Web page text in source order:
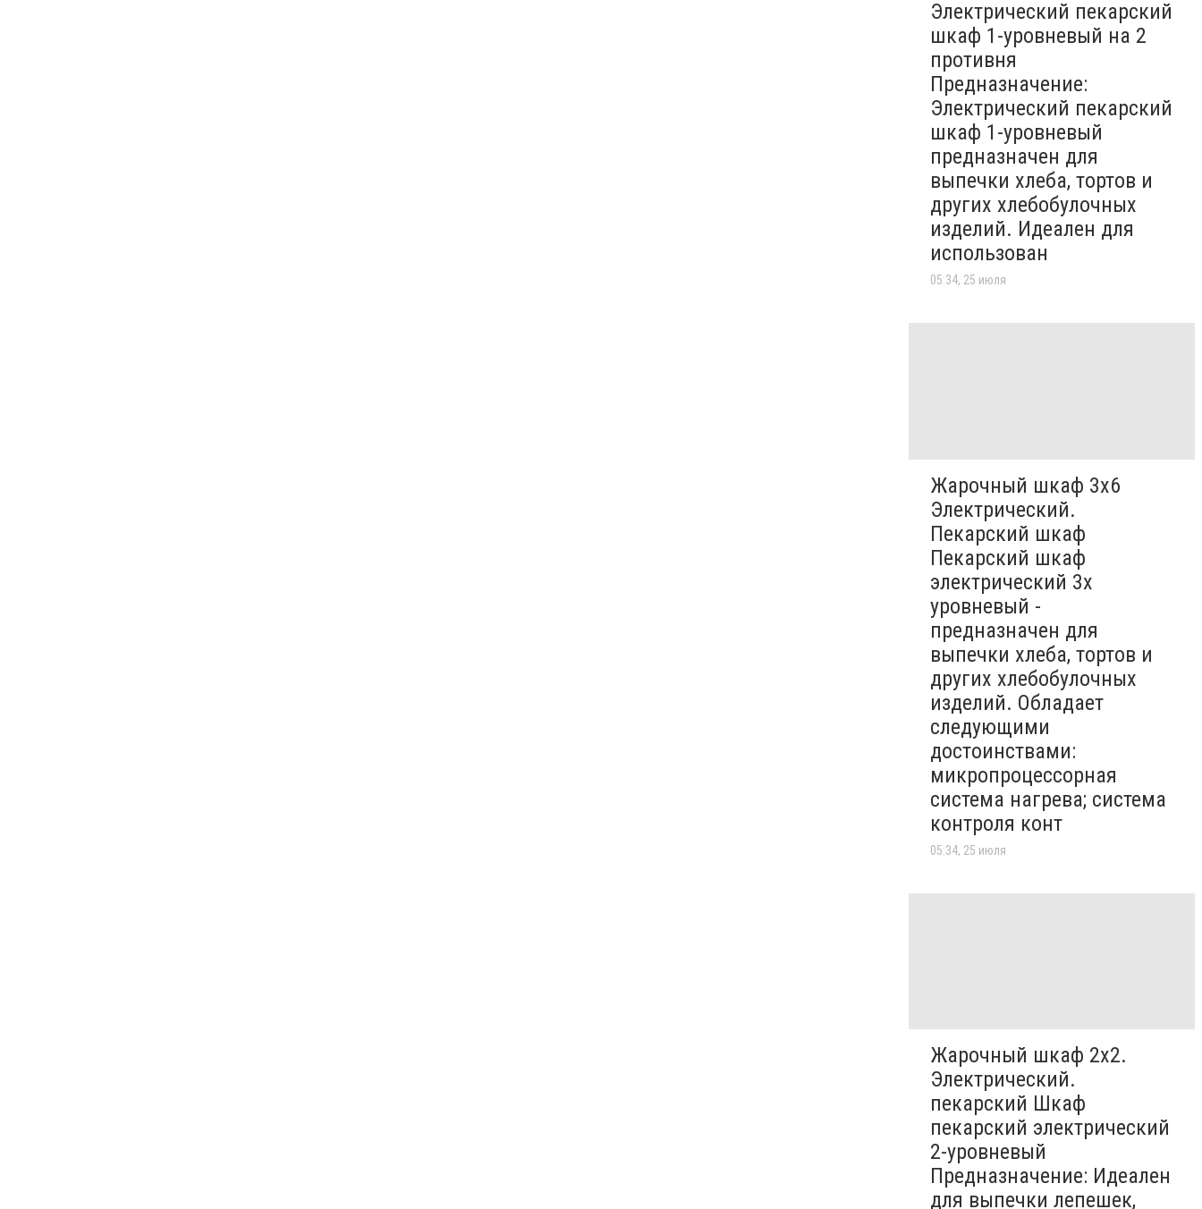
Электрический пекарский
шкаф 1-уровневый на 2
противня
Предназначение:
Электрический пекарский
шкаф 1-уровневый
предназначен для
выпечки хлеба, тортов и
других хлебобулочных
изделий. Идеален для
использован
05:34, 25 июля
Жарочный шкаф 3х6
Электрический.
Пекарский шкаф
Пекарский шкаф
электрический 3х
уровневый -
предназначен для
выпечки хлеба, тортов и
других хлебобулочных
изделий. Обладает
следующими
достоинствами:
микропроцессорная
система нагрева; система
контроля конт
05:34, 25 июля
Жарочный шкаф 2х2.
Электрический.
пекарский Шкаф
пекарский электрический
2-уровневый
Предназначение: Идеален
для выпечки лепешек,